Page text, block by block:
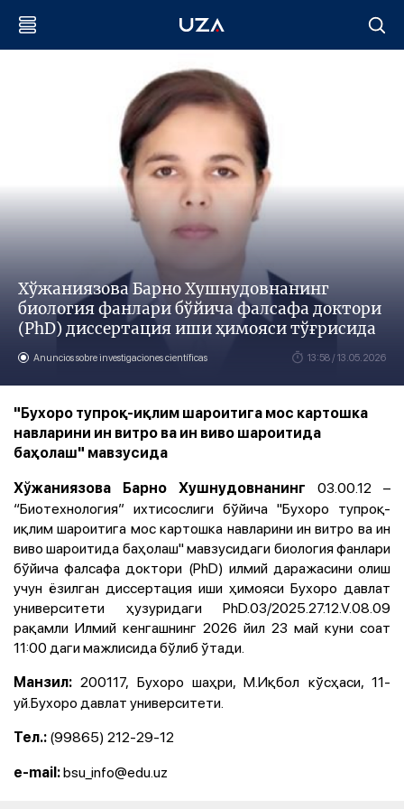
Хўжаниязова Барно Хушнудовнанинг
биология фанлари бўйича фалсафа доктори
(PhD) диссертация иши ҳимояси тўғрисида
Anuncios sobre investigaciones científicas 13:58 / 13.05.2026
"Бухоро тупроқ-иқлим шароитига мос картошка
навларини ин витро ва ин виво шароитида
баҳолаш" мавзусида
Хўжаниязова Барно Хушнудовнанинг
03.00.12 –
“Биотехнология” ихтисослиги бўйича "Бухоро тупроқ-
иқлим шароитига мос картошка навларини ин витро ва ин
виво шароитида баҳолаш" мавзусидаги биология фанлари
бўйича фалсафа доктори (PhD) илмий даражасини олиш
учун ёзилган диссертация иши ҳимояси Бухоро давлат
университети ҳузуридаги PhD.03/2025.27.12.V.08.09
рақамли Илмий кенгашнинг 2026 йил 23 май куни соат
11:00 даги мажлисида бўлиб ўтади.
Манзил:200117, Бухоро шаҳри, М.Иқбол кўсҳаси, 11-
уй.Бухоро давлат университети.
Тел.: (99865) 212-29-12
e-mail:bsu_infо@edu.uz